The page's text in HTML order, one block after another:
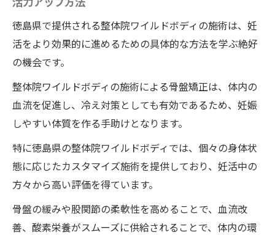
ィの施術の役割
冷えを撃退する整体院ワイルドボディのテ
クニック
整体院ワイルドボディの施術で改善された
冷えと妊娠準備の相関性
整体ワイルドボディで妊活をサポートする
理由
徳島県での整体院ワイルドボディの施術体
験が冷え改善に寄与する事例
子宮の冷えを整体院ワイルドボディの施術で改
善妊娠しやすい体作りをサポート
整体院ワイルドボディの施術で冷えを解消
徳島県で提供される整体院ワイルドボディの施術は、妊
活をより効果的に進めるための具体的な方法を学ぶ絶好
の機会です。
整体院ワイルドボディの施術による骨盤矯正は、体内の
血流を促進し、冷え対策としても有効であるため、妊娠
しやすい体質を作る手助けとなります。
特に徳島県の整体院ワイルドボディでは、個々の身体状
態に応じたカスタマイズ施術を提供しており、妊活中の
方々から高い評価を得ています。
骨盤の緩みや股関節の柔軟性を高めることで、血流改
善、酸素栄養がスムーズに供給されることで、体内の環